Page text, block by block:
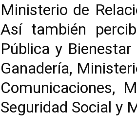
Ministerio de
Así también
Pública y
Ganadería,
Comunicaciones,
Seguridad Social y